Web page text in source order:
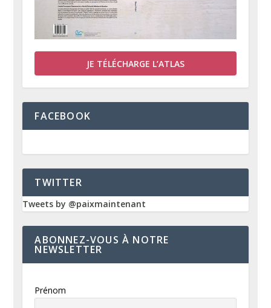
JE TÉLÉCHARGE L’ATLAS
FACEBOOK
TWITTER
Tweets by @paixmaintenant
ABONNEZ-VOUS À NOTRE
NEWSLETTER
Prénom